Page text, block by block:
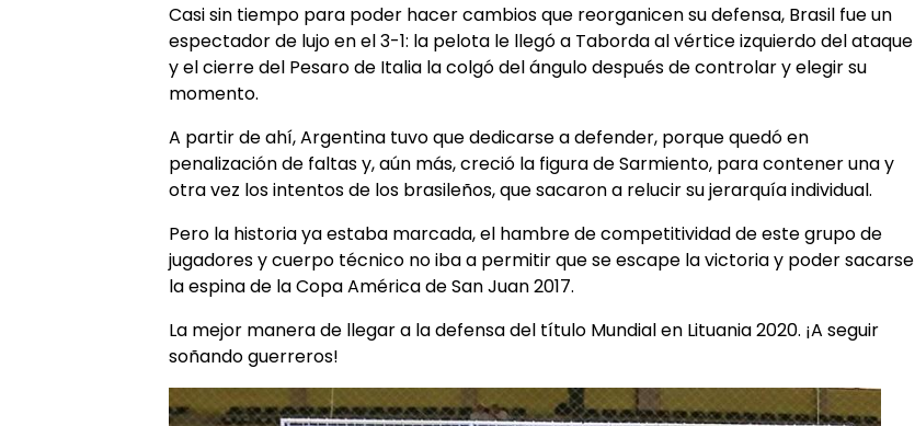
Casi sin tiempo para poder hacer cambios que reorganicen su defensa, Brasil fue un
espectador de lujo en el 3-1: la pelota le llegó a Taborda al vértice izquierdo del ataque
y el cierre del Pesaro de Italia la colgó del ángulo después de controlar y elegir su
momento.
A partir de ahí, Argentina tuvo que dedicarse a defender, porque quedó en
penalización de faltas y, aún más, creció la figura de Sarmiento, para contener una y
otra vez los intentos de los brasileños, que sacaron a relucir su jerarquía individual.
Pero la historia ya estaba marcada, el hambre de competitividad de este grupo de
jugadores y cuerpo técnico no iba a permitir que se escape la victoria y poder sacarse
la espina de la Copa América de San Juan 2017.
La mejor manera de llegar a la defensa del título Mundial en Lituania 2020. ¡A seguir
soñando guerreros!